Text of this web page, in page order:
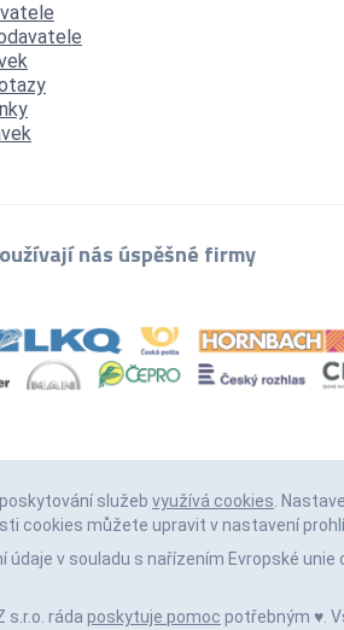
nás úspěšné firmy
služeb využívá cookies.
cookies můžete upravit v nastavení
údaje v souladu s nařízením Evropské unie
s.r.o. ráda poskytuje pomoc potřebným ♥️.